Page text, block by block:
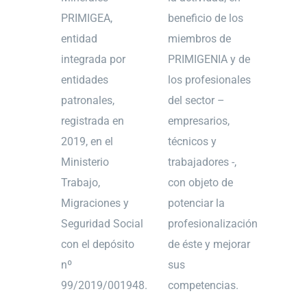
PRIMIGEA,
entidad
integrada por
entidades
patronales,
registrada en
2019, en el
Ministerio
Trabajo,
Migraciones y
Seguridad Social
con el depósito
nº
99/2019/001948.
beneficio de los
miembros de
PRIMIGENIA y de
los profesionales
del sector –
empresarios,
técnicos y
trabajadores -,
con objeto de
potenciar la
profesionalización
de éste y mejorar
sus
competencias.